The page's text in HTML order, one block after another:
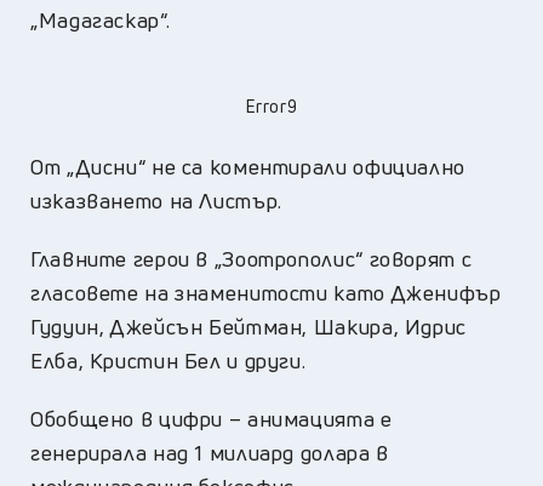
„Мадагаскар“.
Error9
От „Дисни“ не са коментирали официално
изказването на Листър.
Главните герои в „Зоотрополис“ говорят с
гласовете на знаменитости като Дженифър
Гудуин, Джейсън Бейтман, Шакира, Идрис
Елба, Кристин Бел и други.
Обобщено в цифри – анимацията е
генерирала над 1 милиард долара в